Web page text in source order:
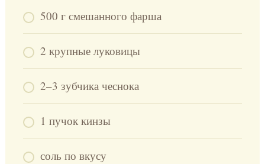
500 г смешанного фарша
2 крупные луковицы
2–3 зубчика чеснока
1 пучок кинзы
соль по вкусу